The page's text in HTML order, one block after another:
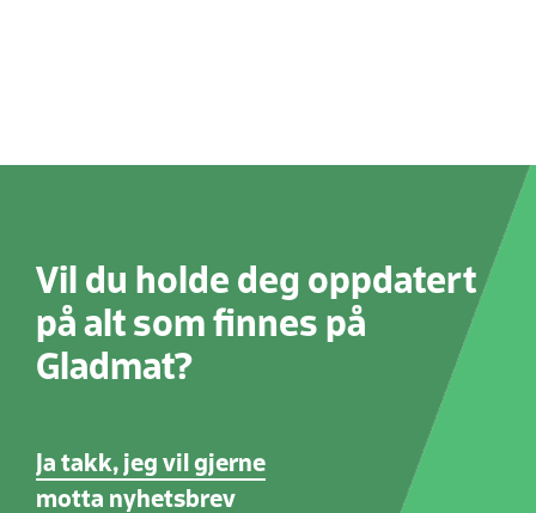
Vil du holde deg oppdatert
på alt som finnes på
Gladmat?
Ja takk, jeg vil gjerne
motta nyhetsbrev